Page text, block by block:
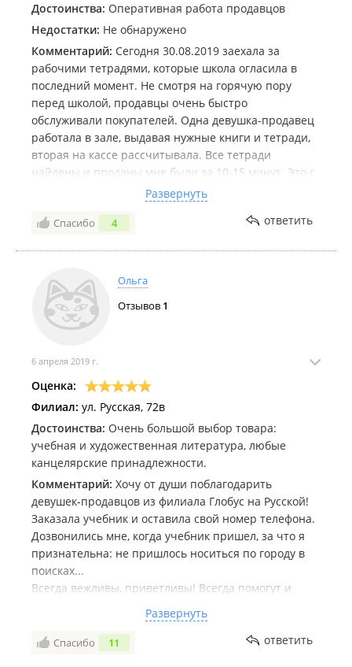
Достоинства: Оперативная работа продавцов
Недостатки: Не обнаружено
Комментарий: Сегодня 30.08.2019 заехала за
рабочими тетрадями, которые школа огласила в
последний момент. Не смотря на горячую пору
перед школой, продавцы очень быстро
обслуживали покупателей. Одна девушка-продавец
работала в зале, выдавая нужные книги и тетради,
вторая на кассе рассчитывала. Все тетради
найдены и проданы мне были за 10-15 минут. Это с
учётом очереди, перед мной было человек 5-6.
Развернуть
Спасибо 4 ответить
Ольга
Отзывов 1
6 апреля 2019 г.
Оценка:
Филиал: ул. Русская, 72в
Достоинства: Очень большой выбор товара:
учебная и художественная литература, любые
канцелярские принадлежности.
Комментарий: Хочу от души поблагодарить
девушек-продавцов из филиала Глобус на Русской!
Заказала учебник и оставила свой номер телефона.
Дозвонились мне, когда учебник пришел, за что я
признательна: не пришлось носиться по городу в
поисках...
Всегда вежливы, приветливы! Всегда помогут и
канцелярией и разными модненькими мелочами.
Спасибо, что работаете для нас! Хороших вам
Развернуть
Спасибо 11 ответить